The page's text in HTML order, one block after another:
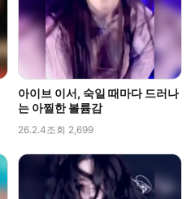
아이브 이서, 숙일 때마다 드러나
는 아찔한 볼륨감
26.2.4조회 2,699